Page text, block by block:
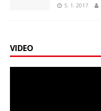
5. 1. 2017
VIDEO